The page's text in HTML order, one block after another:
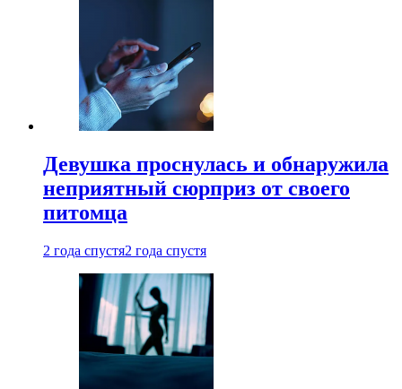
Девушка проснулась и обнаружила
неприятный сюрприз от своего
питомца
2 года спустя2 года спустя